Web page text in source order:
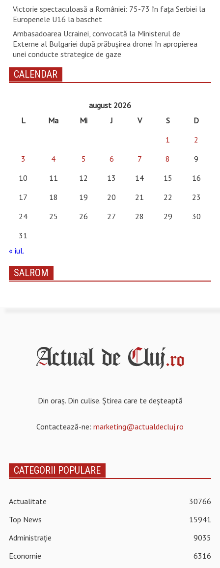
Victorie spectaculoasă a României: 75-73 în fața Serbiei la
Europenele U16 la baschet
Ambasadoarea Ucrainei, convocată la Ministerul de
Externe al Bulgariei după prăbușirea dronei în apropierea
unei conducte strategice de gaze
CALENDAR
august 2026
L
Ma Mi J V S
D
1
2
3
4 5 6 7 8
9
10
11 12 13 14 15
16
17
18 19 20 21 22
23
24
25 26 27 28 29
30
31
« iul.
SALROM
Din oraș. Din culise. Știrea care te deșteaptă
Contactează-ne: marketing@actualdecluj.ro
CATEGORII POPULARE
Actualitate
30766
Top News
15941
Administrație
9035
Economie
6316